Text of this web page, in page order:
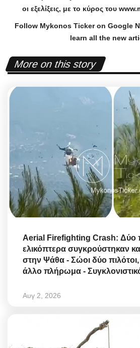
οι εξελίξεις, με το κύρος του www.
Follow Mykonos Ticker on Google
learn all the new
More on this story
Aerial Firefighting Crash: Δύο
ελικόπτερα συγκρούστηκαν
στην Ψάθα - Σώοι δύο πιλότοι,
άλλο πλήρωμα -
Αυγ 2, 2026